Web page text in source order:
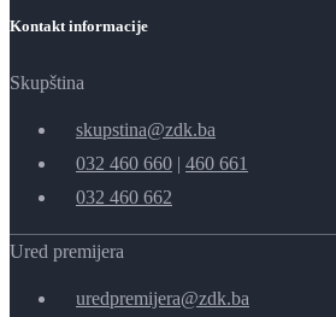
Kontakt informacije
Skupština
skupstina@zdk.ba
032 460 660 | 460 661
032 460 662
Ured premijera
uredpremijera@zdk.ba